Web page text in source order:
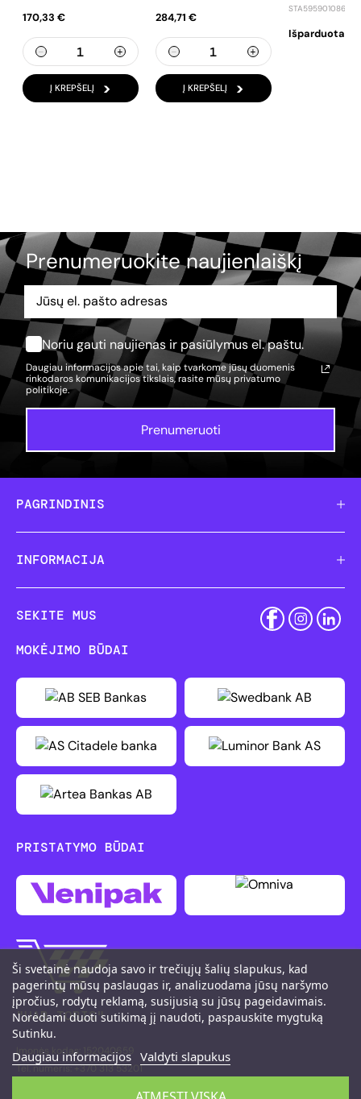
170,33 €
Į KREPŠELĮ
284,71 €
Į KREPŠELĮ
STA595901086
Išparduota
Prenumeruokite naujienlaiškį
Noriu gauti naujienas ir pasiūlymus el. paštu.
Daugiau informacijos apie tai, kaip tvarkome jūsų duomenis
rinkodaros komunikacijos tikslais, rasite mūsų privatumo
politikoje.
Prenumeruoti
PAGRINDINIS
INFORMACIJA
SEKITE MUS
Ši svetainė naudoja savo ir trečiųjų šalių slapukus, kad
pagerintų mūsų paslaugas ir, analizuodama jūsų naršymo
įpročius, rodytų reklamą, susijusią su jūsų pageidavimais.
Norėdami duoti sutikimą jį naudoti, paspauskite mygtuką
Sutinku.
Daugiau informacijos Valdyti slapukus
MOKĖJIMO BŪDAI
PRISTATYMO BŪDAI
"UAB TOBIS"
Įmonės kodas: 152040659
Tel. numeris: +370 313 53201